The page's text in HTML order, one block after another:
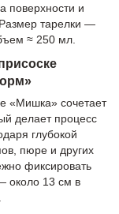
поверхности и
тарелки —
≈ 250 мл.
«Мишка» сочетает
делает процесс
глубокой
пюре и других
фиксировать
около 13 см в